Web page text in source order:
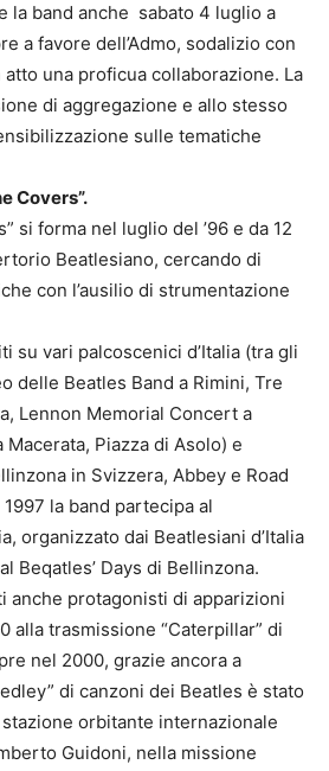
la band anche sabato 4 luglio a
a favore dell’Admo, sodalizio con
una proficua collaborazione. La
di aggregazione e allo stesso
sulle tematiche
Covers”.
si forma nel luglio del ’96 e da 12
Beatlesiano, cercando di
con l’ausilio di strumentazione
su vari palcoscenici d’Italia (tra gli
delle Beatles Band a Rimini, Tre
Lennon Memorial Concert a
Macerata, Piazza di Asolo) e
in Svizzera, Abbey e Road
la band partecipa al
organizzato dai Beatlesiani d’Italia
Beqatles’ Days di Bellinzona.
anche protagonisti di apparizioni
alla trasmissione “Caterpillar” di
nel 2000, grazie ancora a
di canzoni dei Beatles è stato
orbitante internazionale
Guidoni, nella missione